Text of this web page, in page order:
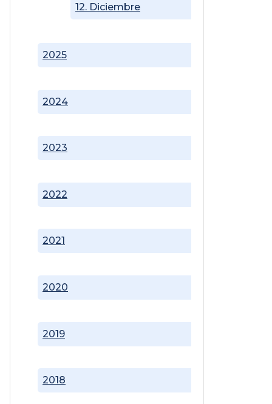
2018
2019
2020
2021
2022
2023
2024
2025
12. Diciembre